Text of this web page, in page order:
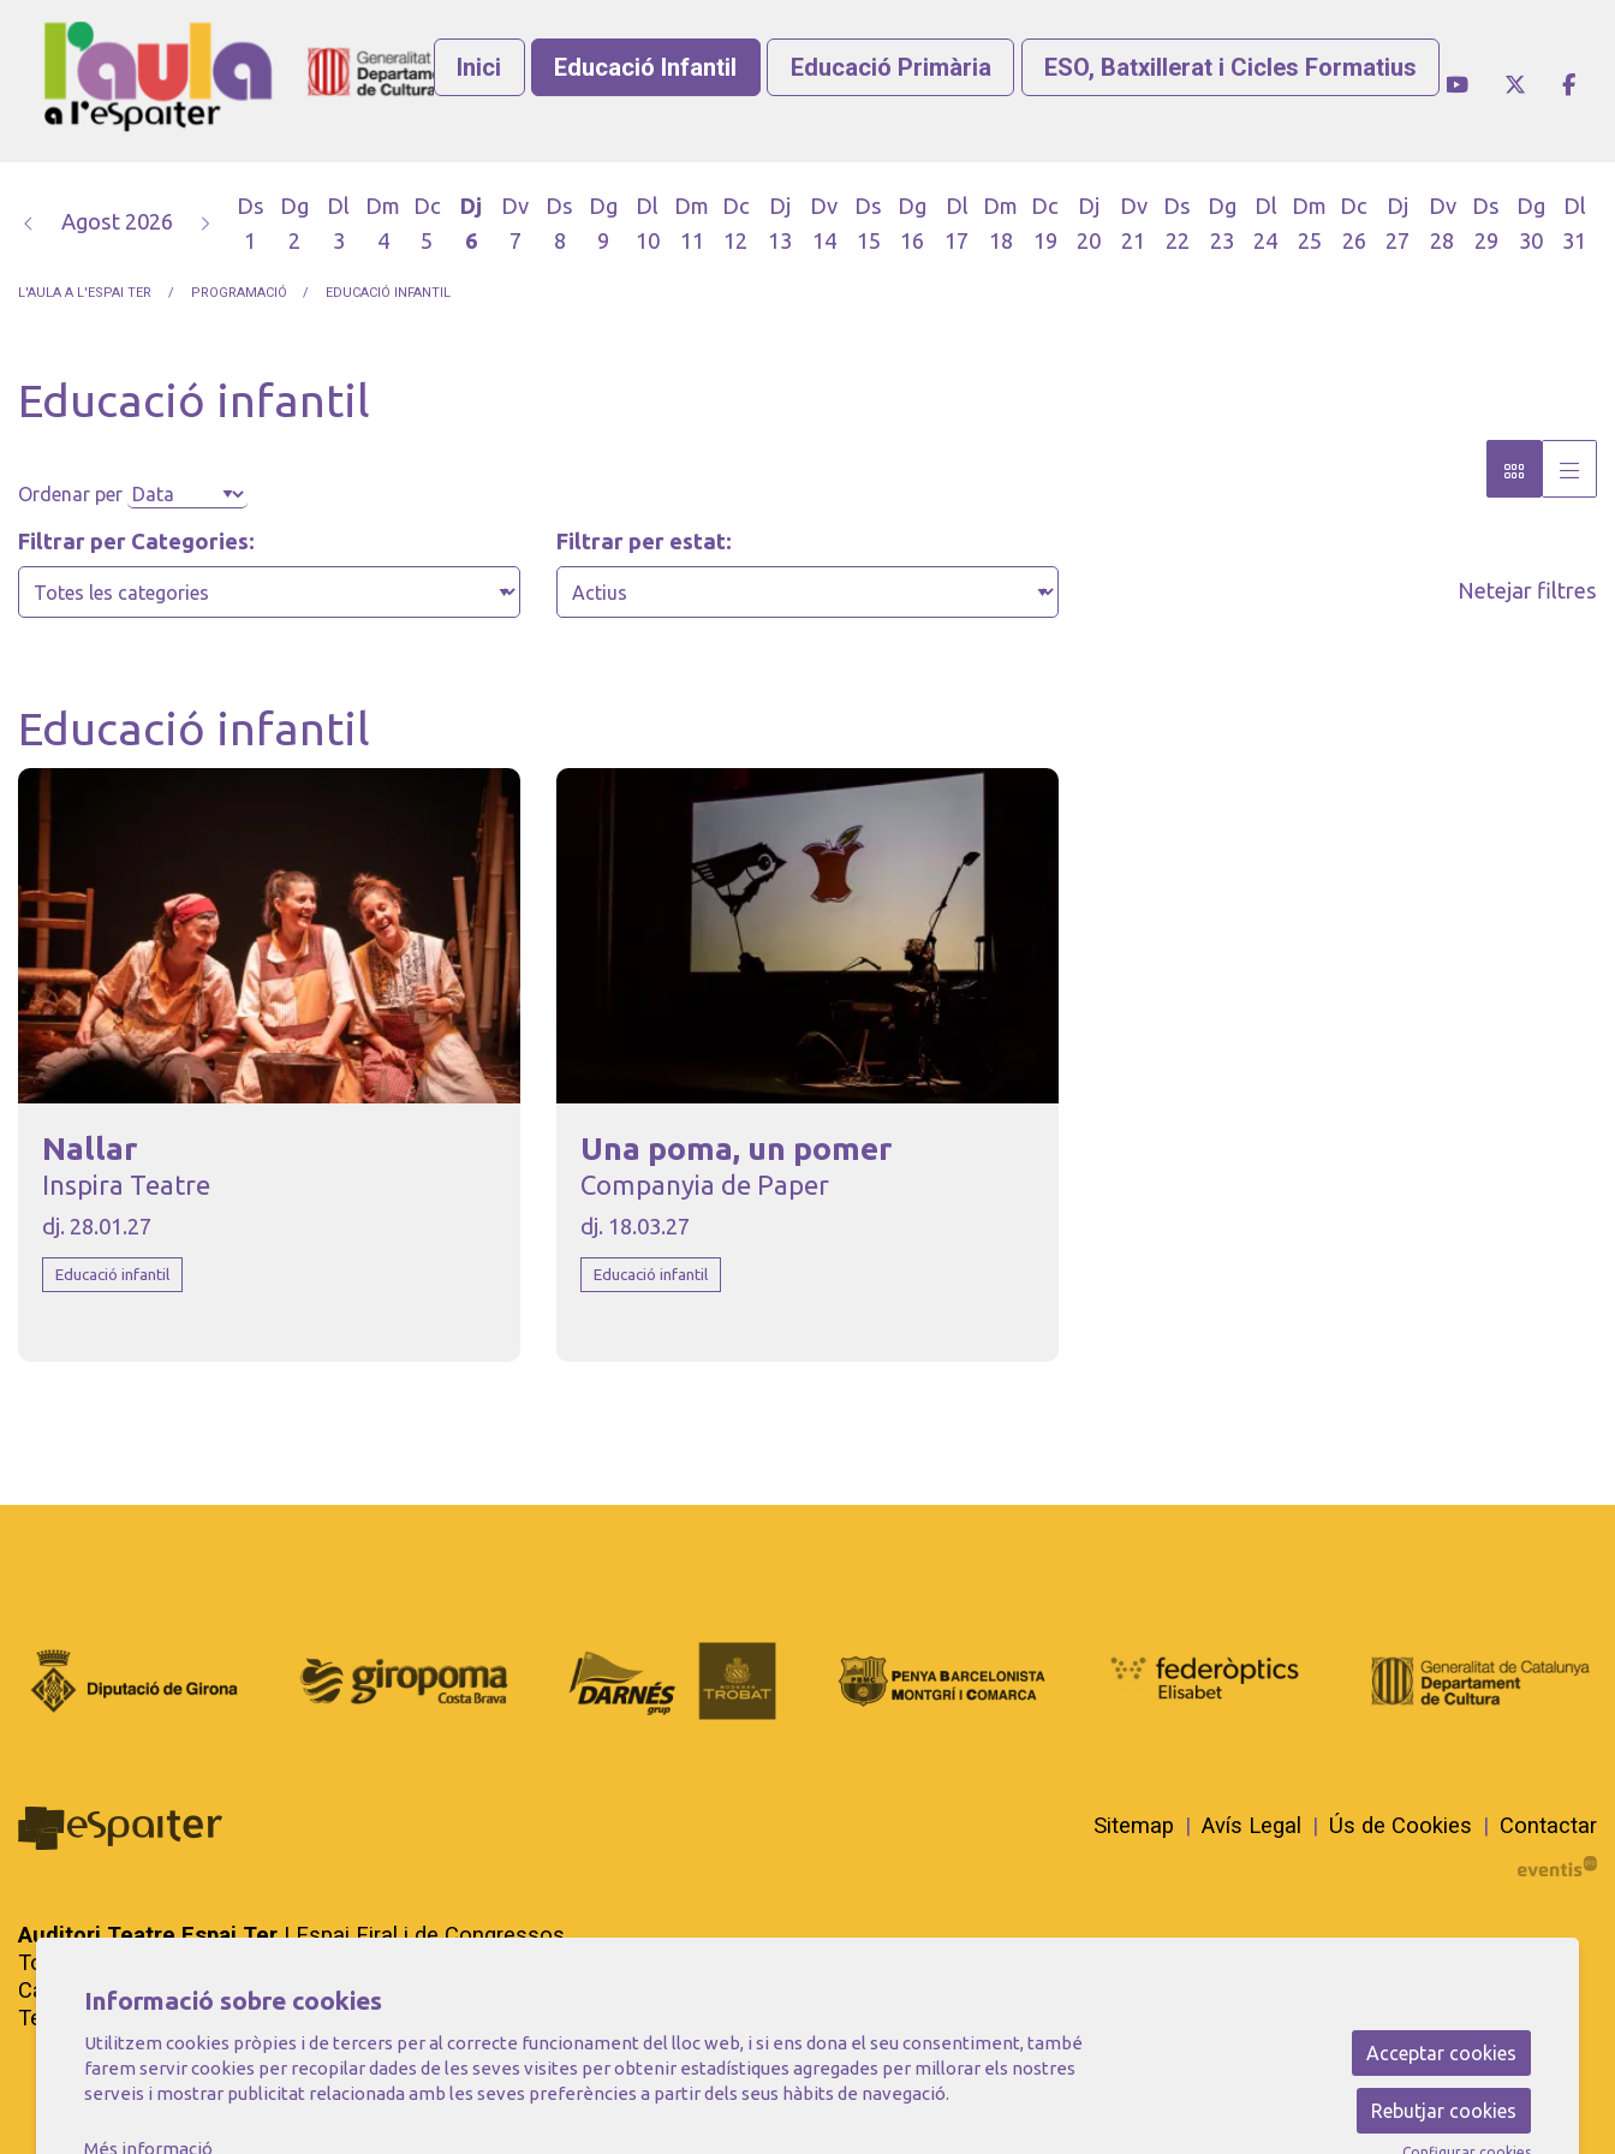
Link a instagram
Link a youtube
Link a
Inici Educació Infantil Educació Primària ESO, Batxillerat i Cicles Formatius
Agost 2026
Ds
1
Dg
2
Dl
3
Dm
4
Dc
5
Dj
6
Dv
7
Ds
8
Dg
9
Dl
10
Dm
11
Dc
12
Dj
13
Dv
14
Ds
15
Dg
16
Dl
17
Dm
18
Dc
19
Dj
20
Dv
21
Ds
22
Dg
23
Dl
24
Dm
25
Dc
26
Dj
27
Dv
28
Ds
29
Dg
30
Dl
31
L'AULA A L'ESPAI TER PROGRAMACIÓ EDUCACIÓ INFANTIL
Educació infantil
Ordenar per
Filtrar per Categories: Filtrar per estat:
Netejar filtres
Educació infantil
Nallar
Inspira Teatre
dj. 28.01.27
Educació infantil
Una poma, un pomer
Companyia de Paper
dj. 18.03.27
Educació infantil
Auditori Teatre Espai Ter| Espai Firal i de Congressos.
Tots els drets reservats.
Carrer del Riu Ter, 29 - 17257 Torroella de Montgrí (Girona)
Tel. 972 75 50 03 - a/e:info@espaiter.cat
Sitemap | Avís Legal | Ús de Cookies | Contactar
Informació sobre cookies
Utilitzem cookies pròpies i de tercers per al correcte funcionament del lloc web, i si ens dona el seu consentiment, també
farem servir cookies per recopilar dades de les seves visites per obtenir estadístiques agregades per millorar els nostres
serveis i mostrar publicitat relacionada amb les seves preferències a partir dels seus hàbits de navegació.
Més informació
Acceptar cookies
Rebutjar cookies